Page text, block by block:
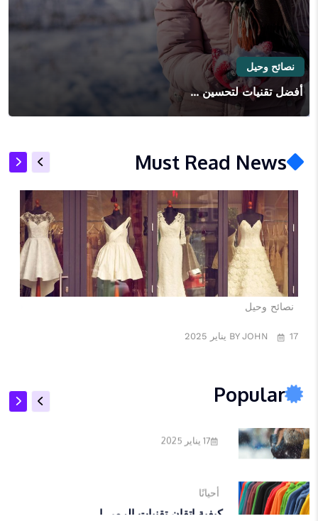
نصائح وحيل
أفضل تقنيات لتحسين ...
Must Read News
نصائح وحيل
BY JOHN 17 يناير 2025
Popular
اتجاهات
تاريخ وازدهار كرة القدم
17 يناير 2025
نصائح وحيل
17 يناير 2025